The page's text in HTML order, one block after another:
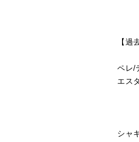
【過
ペレ/
エス
シャ